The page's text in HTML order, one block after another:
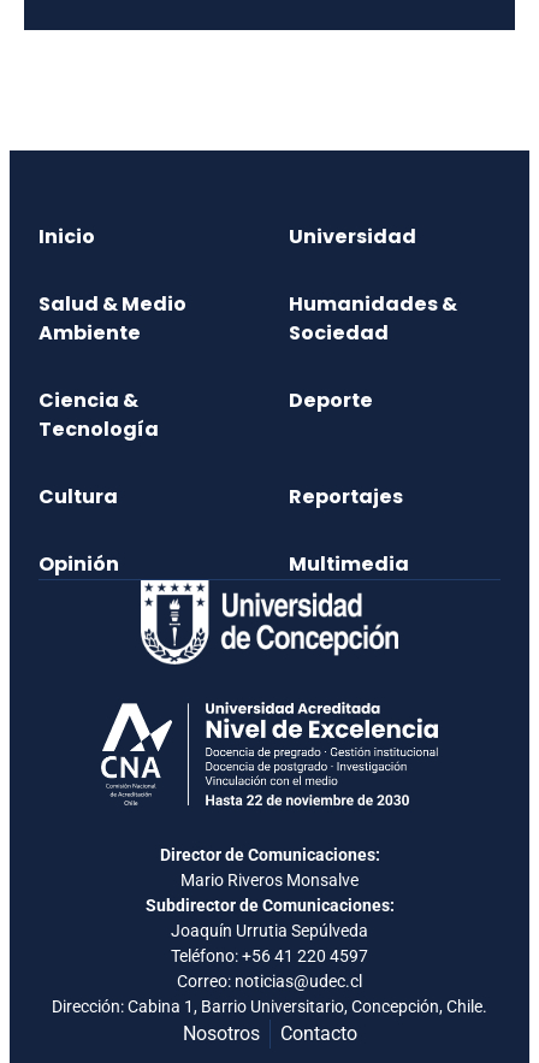
Inicio Universidad
Salud & Medio
Ambiente
Humanidades &
Sociedad
Ciencia &
Tecnología
Deporte
Cultura Reportajes
Opinión Multimedia
Director de Comunicaciones:
Mario Riveros Monsalve
Subdirector de Comunicaciones:
Joaquín Urrutia Sepúlveda
Teléfono:+56 41 220 4597
Correo: noticias@udec.cl
Dirección: Cabina 1, Barrio Universitario, Concepción, Chile.
Nosotros Contacto